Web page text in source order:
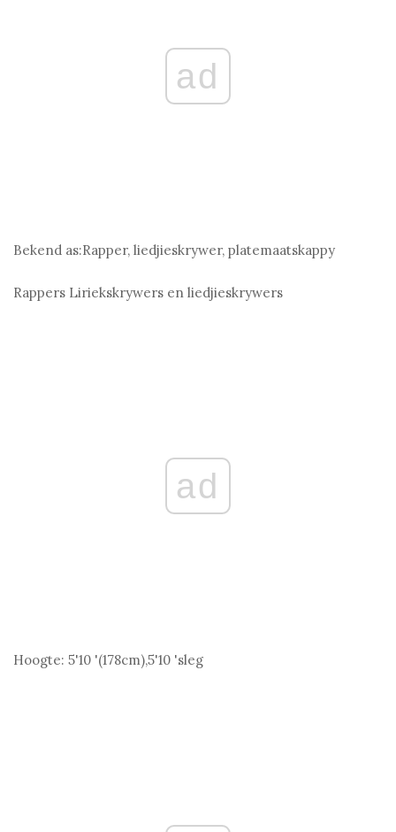
ad
Bekend as:Rapper, liedjieskrywer, platemaatskappy
Rappers Liriekskrywers en liedjieskrywers
ad
Hoogte: 5'10 '(178cm),5'10 'sleg